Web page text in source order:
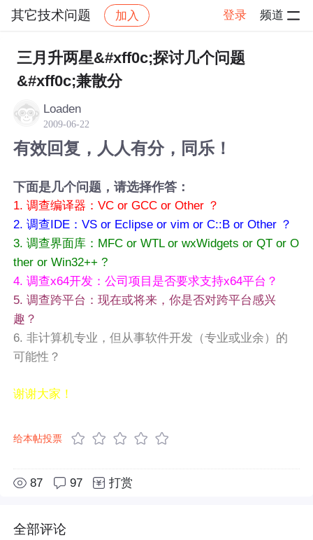
其它技术问题 加入 登录 频道
社区 其它技术问题 帖子详情
三月升两星&#xff0c;探讨几个问题
&#xff0c;兼散分
Loaden
2009-06-22
有效回复，人人有分，同乐！
下面是几个问题，请选择作答：
1. 调查编译器：VC or GCC or Other ？
2. 调查IDE：VS or Eclipse or vim or C::B or Other ？
3. 调查界面库：MFC or WTL or wxWidgets or QT or O
ther or Win32++ ?
4. 调查x64开发：公司项目是否要求支持x64平台？
5. 调查跨平台：现在或将来，你是否对跨平台感兴
趣？
6. 非计算机专业，但从事软件开发（专业或业余）的
可能性？
谢谢大家！
给本帖投票
87 97 打赏
全部评论